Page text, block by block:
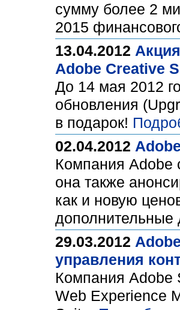
сумму более 2
2015
13.04.2012
Adobe Creative
До 14 мая 2012
обновления
в подарок!
02.04.2012
Компания Adobe
она также
как и новую
дополнительные
29.03.2012
управления
Компания Adobe
Web Experience